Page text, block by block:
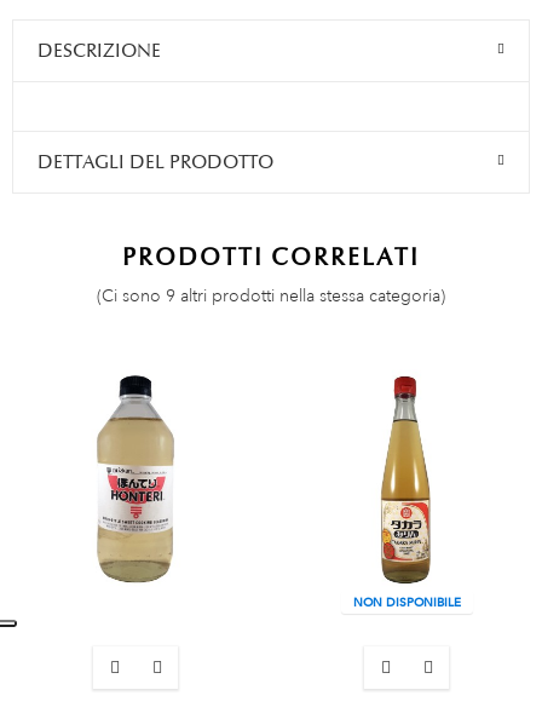
DESCRIZIONE
DETTAGLI DEL PRODOTTO
PRODOTTI CORRELATI
(Ci sono 9 altri prodotti nella stessa categoria)
NON DISPONIBILE